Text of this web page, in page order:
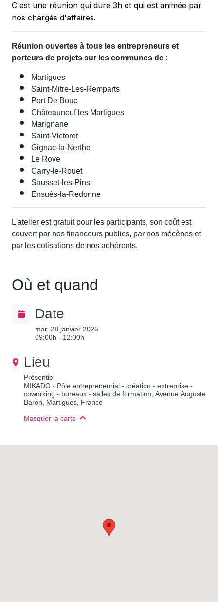
C'est une réunion qui dure 3h et qui est animée par
nos chargés d'affaires.
Réunion ouvertes à tous les entrepreneurs et
porteurs de projets sur les communes de :
Martigues
Saint-Mitre-Les-Remparts
Port De Bouc
Châteauneuf les Martigues
Marignane
Saint-Victoret
Gignac-la-Nerthe
Le Rove
Carry-le-Rouet
Sausset-les-Pins
Ensuès-la-Redonne
L'atelier est gratuit pour les participants, son coût est
couvert par nos financeurs publics, par nos mécènes et
par les cotisations de nos adhérents.
Où et quand
Date
mar. 28 janvier 2025
09:00h - 12:00h
Lieu
Présentiel
MIKADO - Pôle entrepreneurial - création - entreprise -
coworking - bureaux - salles de formation, Avenue Auguste
Baron, Martigues, France
Masquer la carte